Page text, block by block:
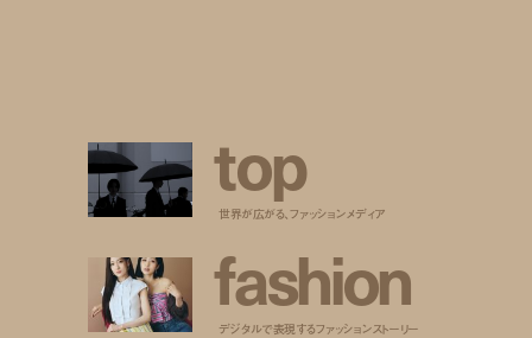
top
世界が広がる、ファッションメディア
fashion
デジタルで表現するファッションストーリー